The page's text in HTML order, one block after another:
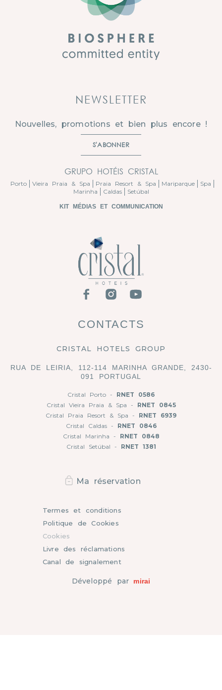
CONTACTS
CRISTAL HOTELS GROUP
RUA DE LEIRIA, 112-114 MARINHA GRANDE, 2430-
091 PORTUGAL
Cristal Porto - RNET 0586
Cristal Vieira Praia & Spa - RNET 0845
Cristal Praia Resort & Spa - RNET 6939
Cristal Caldas - RNET 0846
Cristal Marinha - RNET 0848
Cristal Setúbal - RNET 1381
NEWSLETTER
Nouvelles, promotions et bien plus encore !
S'ABONNER
GRUPO HOTÉIS CRISTAL
Porto Vieira Praia & Spa Praia Resort & Spa Mariparque
Spa
Marinha
Caldas Setúbal
KIT MÉDIAS ET COMMUNICATION
Développé par mirai
Termes et conditions
Politique de Cookies
Cookies
Livre des réclamations
Canal de signalement
Ma réservation